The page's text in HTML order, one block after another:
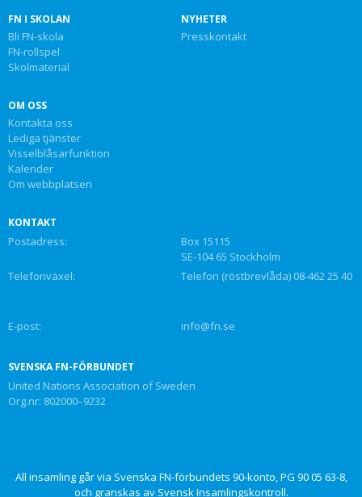
FN I SKOLAN
Bli FN-skola
FN-rollspel
Skolmaterial
NYHETER
Presskontakt
OM OSS
Kontakta oss
Lediga tjänster
Visselblåsarfunktion
Kalender
Om webbplatsen
KONTAKT
Postadress:
Box 15115
SE-104 65 Stockholm
Telefonväxel:
Telefon (röstbrevlåda) 08-462 25 40
E-post: info@fn.se
SVENSKA FN-FÖRBUNDET
United Nations Association of Sweden
Org.nr: 802000–9232
All insamling går via Svenska FN-förbundets 90-konto, PG 90 05 63-8,
och granskas av Svensk Insamlingskontroll.